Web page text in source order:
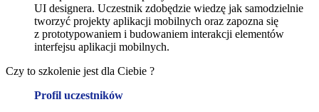
UI designera. Uczestnik zdobędzie wiedzę jak samodzielnie
tworzyć projekty aplikacji mobilnych oraz zapozna się
z prototypowaniem i budowaniem interakcji elementów
interfejsu aplikacji mobilnych.
Czy to szkolenie jest dla Ciebie ?
Profil uczestników